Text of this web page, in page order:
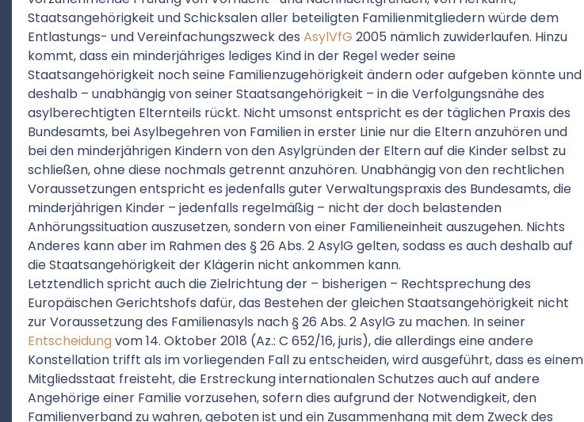
Staatsangehörigkeit und Schicksalen aller beteiligten Familienmitgliedern würde dem
Entlastungs- und Vereinfachungszweck des AsylVfG 2005 nämlich zuwiderlaufen. Hinzu
kommt, dass ein minderjähriges lediges Kind in der Regel weder seine
Staatsangehörigkeit noch seine Familienzugehörigkeit ändern oder aufgeben könnte und
deshalb – unabhängig von seiner Staatsangehörigkeit – in die Verfolgungsnähe des
asylberechtigten Elternteils rückt. Nicht umsonst entspricht es der täglichen Praxis des
Bundesamts, bei Asylbegehren von Familien in erster Linie nur die Eltern anzuhören und
bei den minderjährigen Kindern von den Asylgründen der Eltern auf die Kinder selbst zu
schließen, ohne diese nochmals getrennt anzuhören. Unabhängig von den rechtlichen
Voraussetzungen entspricht es jedenfalls guter Verwaltungspraxis des Bundesamts, die
minderjährigen Kinder – jedenfalls regelmäßig – nicht der doch belastenden
Anhörungssituation auszusetzen, sondern von einer Familieneinheit auszugehen. Nichts
Anderes kann aber im Rahmen des § 26 Abs. 2 AsylG gelten, sodass es auch deshalb auf
die Staatsangehörigkeit der Klägerin nicht ankommen kann.
Letztendlich spricht auch die Zielrichtung der – bisherigen – Rechtsprechung des
Europäischen Gerichtshofs dafür, das Bestehen der gleichen Staatsangehörigkeit nicht
zur Voraussetzung des Familienasyls nach § 26 Abs. 2 AsylG zu machen. In seiner
Entscheidung vom 14. Oktober 2018 (Az.: C 652/16, juris), die allerdings eine andere
Konstellation trifft als im vorliegenden Fall zu entscheiden, wird ausgeführt, dass es einem
Mitgliedsstaat freisteht, die Erstreckung internationalen Schutzes auch auf andere
Angehörige einer Familie vorzusehen, sofern dies aufgrund der Notwendigkeit, den
Familienverband zu wahren, geboten ist und ein Zusammenhang mit dem Zweck des